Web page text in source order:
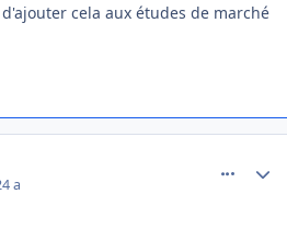
cela aux études de marché
4 a